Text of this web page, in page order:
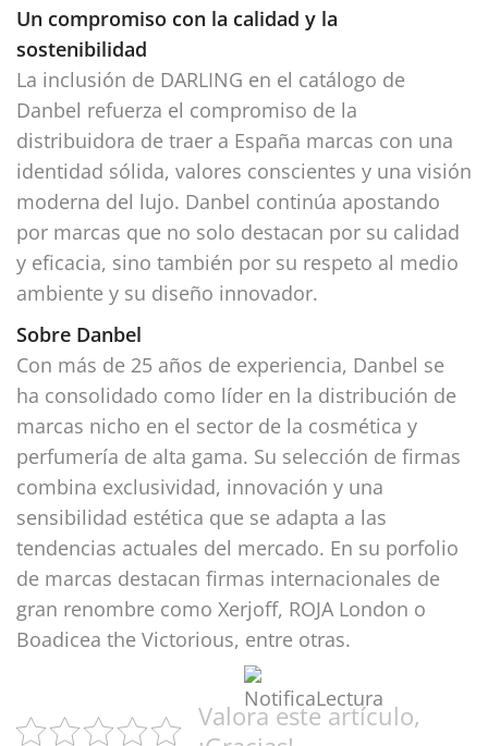
Un compromiso con la calidad y la
sostenibilidad
La inclusión de DARLING en el catálogo de
Danbel refuerza el compromiso de la
distribuidora de traer a España marcas con una
identidad sólida, valores conscientes y una visión
moderna del lujo. Danbel continúa apostando
por marcas que no solo destacan por su calidad
y eficacia, sino también por su respeto al medio
ambiente y su diseño innovador.
Sobre Danbel
Con más de 25 años de experiencia, Danbel se
ha consolidado como líder en la distribución de
marcas nicho en el sector de la cosmética y
perfumería de alta gama. Su selección de firmas
combina exclusividad, innovación y una
sensibilidad estética que se adapta a las
tendencias actuales del mercado. En su porfolio
de marcas destacan firmas internacionales de
gran renombre como Xerjoff, ROJA London o
Boadicea the Victorious, entre otras.
Valora este artículo,